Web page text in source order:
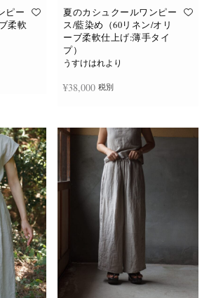
オ
プ
シ
ョ
ら
選
択
で
き
ま
す
ピー
柔軟
夏のカシュクールワンピー
ス/藍染め（60リネン/オリ
ーブ柔軟仕上げ:薄手タイ
プ）
うすけはれより
¥38,000 税別